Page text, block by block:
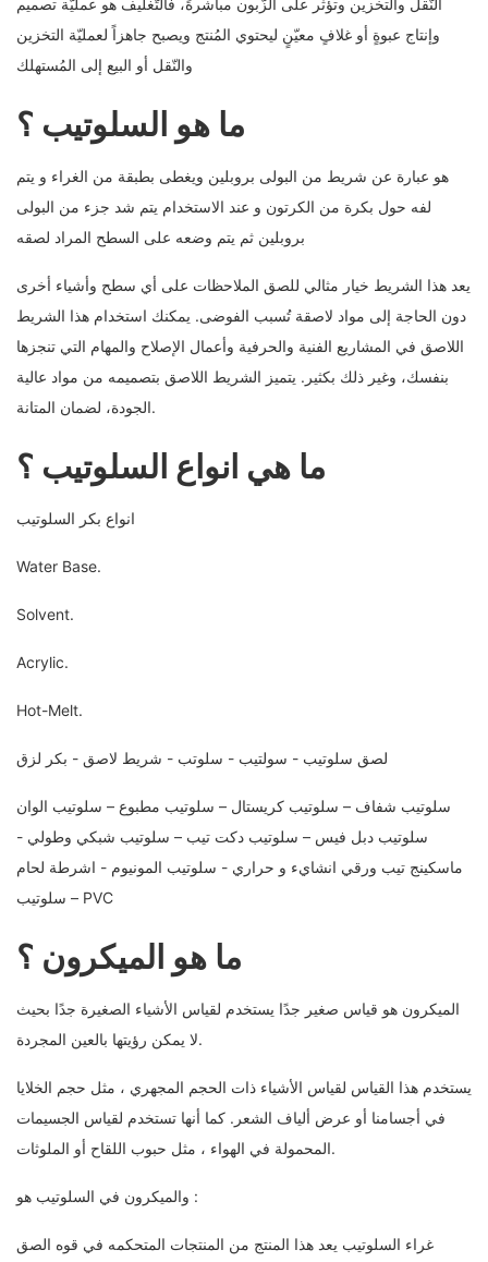
النّقل والتخزين وتؤثّر على الزّبون مباشرةً، فالتّغليف هو عمليّة تصميم
وإنتاج عبوةٍ أو غلافٍ معيّنٍ ليحتوي المُنتج ويصبح جاهزاً لعمليّة التخزين
والنّقل أو البيع إلى المُستهلك
ما هو السلوتيب ؟
هو عبارة عن شريط من البولى بروبلين ويغطى بطبقة من الغراء و يتم
لفه حول بكرة من الكرتون و عند الاستخدام يتم شد جزء من البولى
بروبلين ثم يتم وضعه على السطح المراد لصقه
يعد هذا الشريط خيار مثالي للصق الملاحظات على أي سطح وأشياء أخرى
دون الحاجة إلى مواد لاصقة تُسبب الفوضى. يمكنك استخدام هذا الشريط
اللاصق في المشاريع الفنية والحرفية وأعمال الإصلاح والمهام التي تنجزها
بنفسك، وغير ذلك بكثير. يتميز الشريط اللاصق بتصميمه من مواد عالية
الجودة، لضمان المتانة.
ما هي انواع السلوتيب ؟
انواع بكر السلوتيب
Water Base.
Solvent.
Acrylic.
Hot-Melt.
لصق سلوتيب - سولتيب - سلوتب - شريط لاصق - بكر لزق
سلوتيب شفاف – سلوتيب كريستال – سلوتيب مطبوع – سلوتيب الوان
سلوتيب دبل فيس – سلوتيب دكت تيب – سلوتيب شبكي وطولي -
ماسكينج تيب ورقي انشايء و حراري - سلوتيب المونيوم - اشرطة لحام
– سلوتيب PVC
ما هو الميكرون ؟
الميكرون هو قياس صغير جدًا يستخدم لقياس الأشياء الصغيرة جدًا بحيث
لا يمكن رؤيتها بالعين المجردة.
يستخدم هذا القياس لقياس الأشياء ذات الحجم المجهري ، مثل حجم الخلايا
في أجسامنا أو عرض ألياف الشعر. كما أنها تستخدم لقياس الجسيمات
المحمولة في الهواء ، مثل حبوب اللقاح أو الملوثات.
والميكرون في السلوتيب هو :
غراء السلوتيب يعد هذا المنتج من المنتجات المتحكمه في قوه الصق